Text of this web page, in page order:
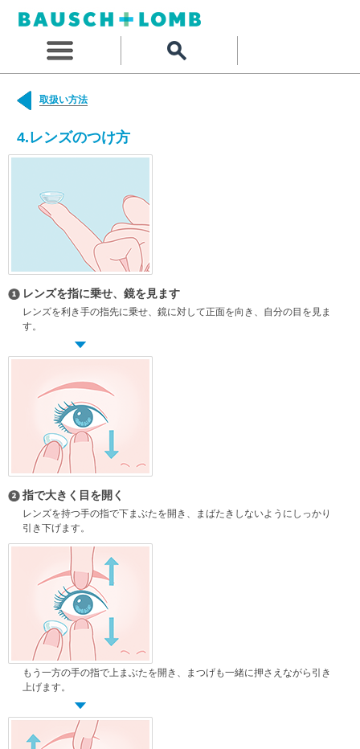
取扱い方法
4.レンズのつけ方
レンズを指に乗せ、鏡を見ます
レンズを利き手の指先に乗せ、鏡に対して正面を向き、自分の目を見ま
す。
指で大きく目を開く
レンズを持つ手の指で下まぶたを開き、まばたきしないようにしっかり
引き下げます。
もう一方の手の指で上まぶたを開き、まつげも一緒に押さえながら引き
上げます。